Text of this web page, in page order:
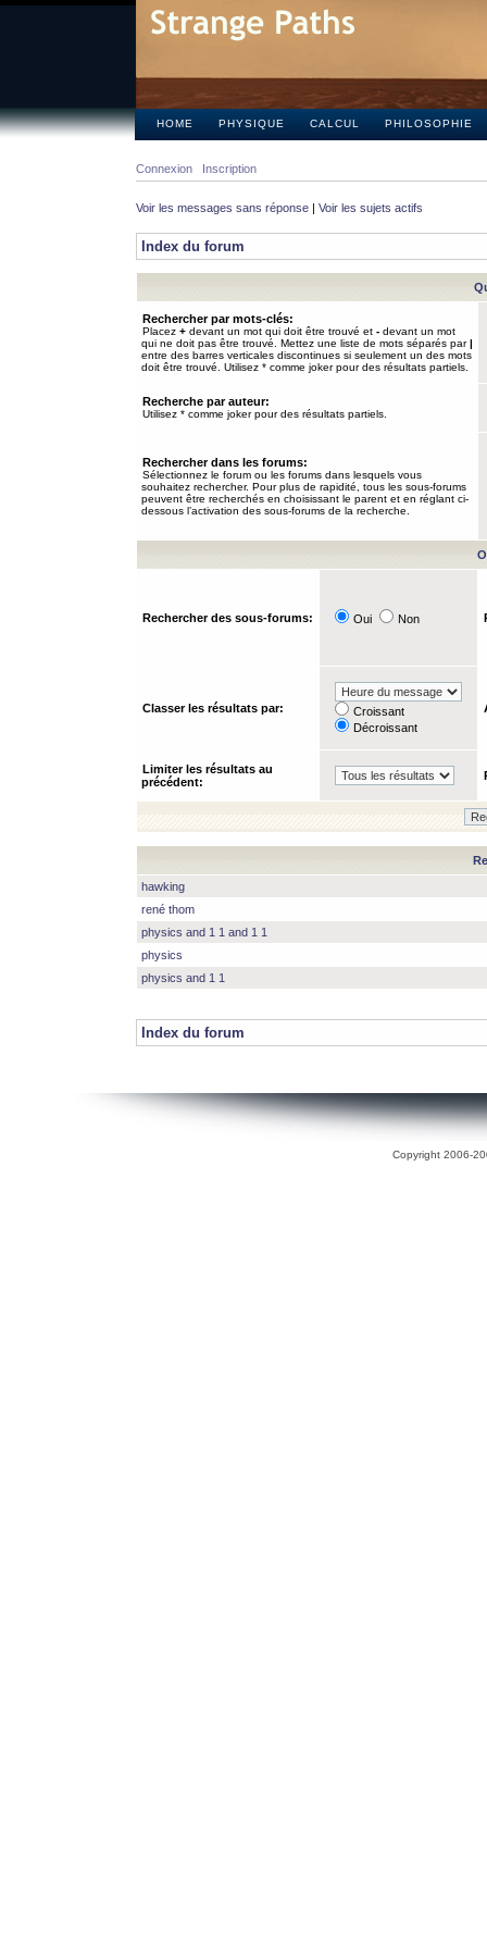
HOME PHYSIQUE CALCUL PHILOSOPHIE
Connexion Inscription
Voir les messages sans réponse | Voir les sujets actifs
Index du forum
Rechercher par mots-clés:
Placez + devant un mot qui doit être trouvé et - devant un mot
qui ne doit pas être trouvé. Mettez une liste de mots séparés par|
entre des barres verticales discontinues si seulement un des mots
doit être trouvé. Utilisez * comme joker pour des résultats partiels.
Recherche par auteur:
Utilisez * comme joker pour des résultats partiels.
Rechercher dans les forums:
Sélectionnez le forum ou les forums dans lesquels vous
souhaitez rechercher. Pour plus de rapidité, tous les sous-forums
peuvent être recherchés en choisissant le parent et en réglant ci-
dessous l’activation des sous-forums de la recherche.
Rechercher des sous-forums: Oui Non
Classer les résultats par:
Croissant
Décroissant
Limiter les résultats au
précédent:
hawking
rené thom
physics and 1 1 and 1 1
physics
physics and 1 1
Index du forum
Copyright 2006-